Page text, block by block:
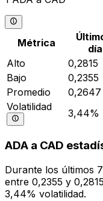
Métrica
Alto
0,2815
Bajo
0,2355
Promedio
0,2647
Volatilidad
3,44%
ADA a CAD
Durante los últimos
entre 0,2355 y
3,44% volatilidad.